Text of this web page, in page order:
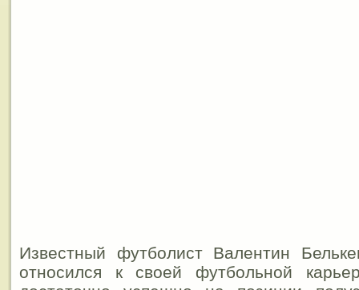
Известный футболист Валентин
относился к своей футбольной